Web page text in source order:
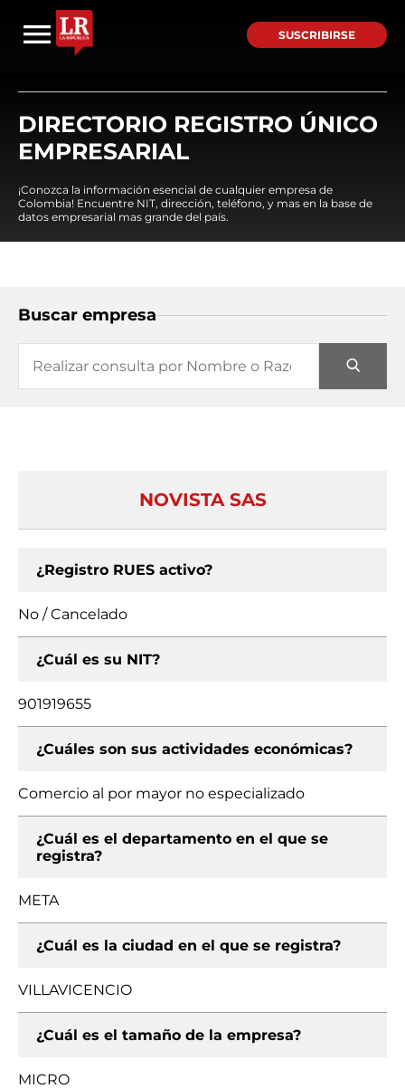
SUSCRIBIRSE
DIRECTORIO REGISTRO ÚNICO
EMPRESARIAL
¡Conozca la información esencial de cualquier empresa de
Colombia! Encuentre NIT, dirección, teléfono, y mas en la base de
datos empresarial mas grande del país.
Buscar empresa
NOVISTA SAS
¿Registro RUES activo?
No / Cancelado
¿Cuál es su NIT?
901919655
¿Cuáles son sus actividades económicas?
Comercio al por mayor no especializado
¿Cuál es el departamento en el que se
registra?
META
¿Cuál es la ciudad en el que se registra?
VILLAVICENCIO
¿Cuál es el tamaño de la empresa?
MICRO